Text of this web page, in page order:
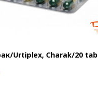
Urtiplex, Charak/20 tab